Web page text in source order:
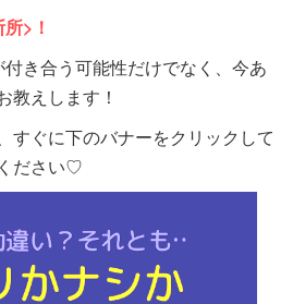
>！
き合う可能性だけでなく、今あ
教えします！
すぐに下のバナーをクリックして
ださい♡